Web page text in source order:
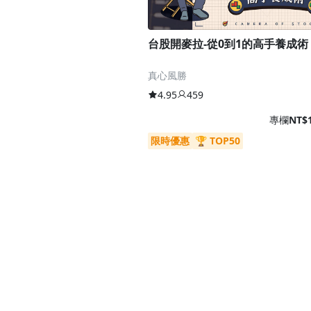
台股開麥拉-從0到1的高手養成術
真心風勝
4.95
459
專欄
限時優惠 🏆 TOP50